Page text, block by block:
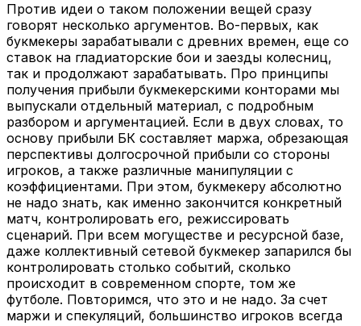
Против идеи о таком положении вещей сразу
говорят несколько аргументов. Во-первых, как
букмекеры зарабатывали с древних времен, еще со
ставок на гладиаторские бои и заезды колесниц,
так и продолжают зарабатывать. Про принципы
получения прибыли букмекерскими конторами мы
выпускали отдельный материал, с подробным
разбором и аргументацией. Если в двух словах, то
основу прибыли БК составляет маржа, обрезающая
перспективы долгосрочной прибыли со стороны
игроков, а также различные манипуляции с
коэффициентами. При этом, букмекеру абсолютно
не надо знать, как именно закончится конкретный
матч, контролировать его, режиссировать
сценарий. При всем могуществе и ресурсной базе,
даже коллективный сетевой букмекер запарился бы
контролировать столько событий, сколько
происходит в современном спорте, том же
футболе. Повторимся, что это и не надо. За счет
маржи и спекуляций, большинство игроков всегда